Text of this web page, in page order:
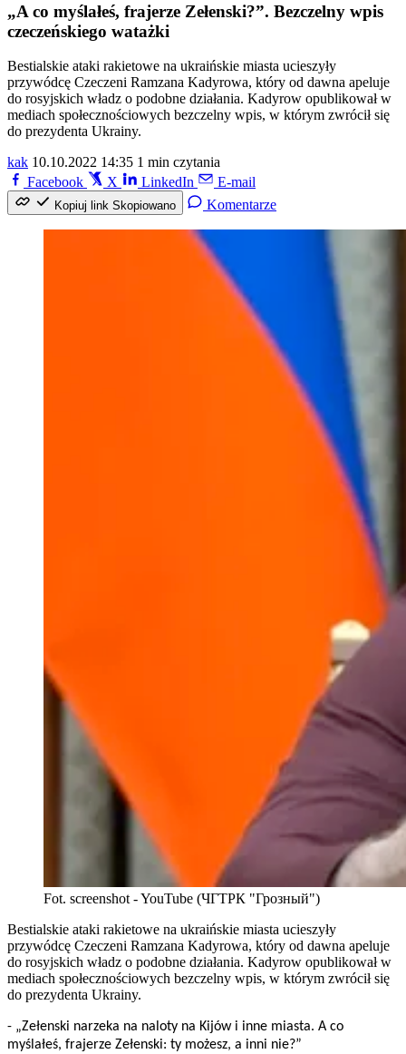
„A co myślałeś, frajerze Zełenski?”. Bezczelny wpis
czeczeńskiego watażki
Bestialskie ataki rakietowe na ukraińskie miasta ucieszyły
przywódcę Czeczeni Ramzana Kadyrowa, który od dawna apeluje
do rosyjskich władz o podobne działania. Kadyrow opublikował w
mediach społecznościowych bezczelny wpis, w którym zwrócił się
do prezydenta Ukrainy.
kak 10.10.2022 14:35 1 min czytania
Facebook
X LinkedIn E-mail
Kopiuj link Skopiowano Komentarze
Fot. screenshot - YouTube (ЧГТРК "Грозный")
Bestialskie ataki rakietowe na ukraińskie miasta ucieszyły
przywódcę Czeczeni Ramzana Kadyrowa, który od dawna apeluje
do rosyjskich władz o podobne działania. Kadyrow opublikował w
mediach społecznościowych bezczelny wpis, w którym zwrócił się
do prezydenta Ukrainy.
- „Zełenski narzeka na naloty na Kijów i inne miasta. A co
myślałeś, frajerze Zełenski: ty możesz, a inni nie?”